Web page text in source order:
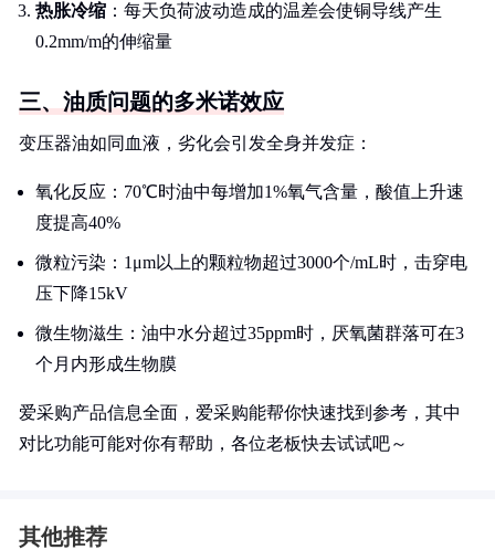
热胀冷缩 ：每天负荷波动造成的温差会使铜导线产生
0.2mm/m的伸缩量
三、油质问题的多米诺效应
变压器油如同血液，劣化会引发全身并发症：
氧化反应：70℃时油中每增加1%氧气含量，酸值上升速
度提高40%
微粒污染：1μm以上的颗粒物超过3000个/mL时，击穿电
压下降15kV
微生物滋生：油中水分超过35ppm时，厌氧菌群落可在3
个月内形成生物膜
爱采购产品信息全面，爱采购能帮你快速找到参考，其中
对比功能可能对你有帮助，各位老板快去试试吧～
其他推荐